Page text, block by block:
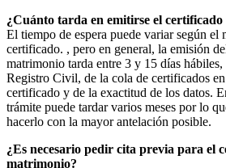
¿Cuánto tarda en emitirse el
El tiempo de espera puede variar según
certificado. , pero en general, la emisión
matrimonio tarda entre 3 y 15 días hábiles,
Registro Civil, de la cola de certificados
certificado y de la exactitud de los datos.
trámite puede tardar varios meses por lo
hacerlo con la mayor antelación posible.
¿Es necesario pedir cita previa para el
matrimonio?